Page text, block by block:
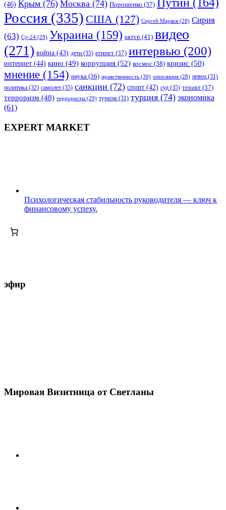
(46) Крым (76) Москва (74) Порошенко (37)
Россия (335) США (127) Сергей Марков (28) Сирия
(63) Су-24 (29) Украина (159) актер (41) видео
(271) война (43) дети (35) египет (37) интервью (200)
интернет (44) кино (49) коррупция (52) космос (38) кризис (50)
мнение (154) наука (36) нравственность (30) оппозиция (28) певец (31)
политика (32) самолет (35) санкции (72) спорт (42) суд (35) теракт (37)
терроризм (48) террористы (29) туризм (31) турция (74) экономика
(61)
EXPERT MARKET
Психологическая стабильность руководителя — ключ к
финансовому успеху.
эфир
Мировая Визитница от Светланы